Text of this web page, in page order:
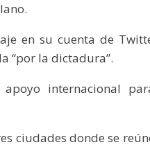
en su cuenta de
“por la dictadura”.
apoyo internacional
ciudades donde se